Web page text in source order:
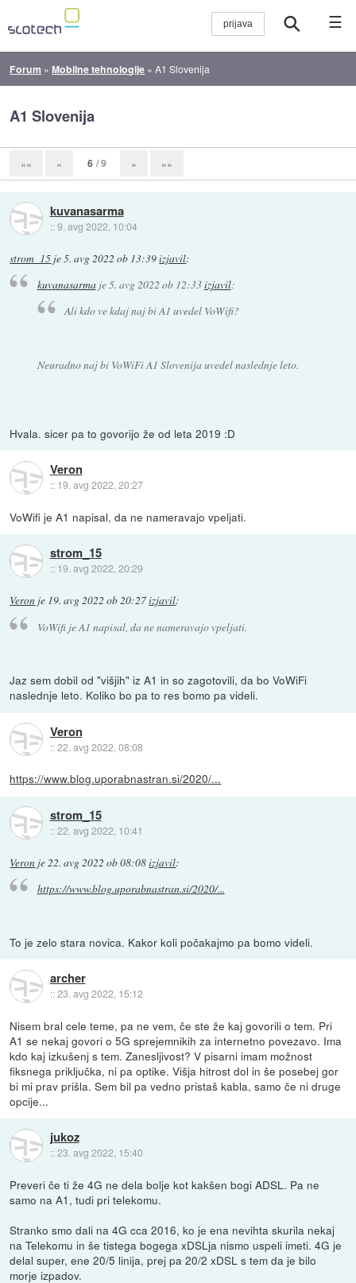
☰
Forum »Mobilne tehnologije »A1 Slovenija
A1 Slovenija
«« « 6 / 9 » »»
kuvanasarma
::9. avg 2022, 10:04
strom_15 je5. avg 2022 ob 13:39izjavil:
kuvanasarmaje5. avg 2022 ob 12:33izjavil:
Ali kdo ve kdaj naj bi A1 uvedel VoWifi?
Neuradno naj bi VoWiFi A1 Slovenija uvedel naslednje leto.
Hvala. sicer pa to govorijo že od leta 2019 :D
Veron
:: 19. avg 2022, 20:27
VoWifi je A1 napisal, da ne nameravajo vpeljati.
strom_15
:: 19. avg 2022, 20:29
Veron je 19. avg 2022 ob 20:27izjavil:
VoWifi je A1 napisal, da ne nameravajo vpeljati.
Jaz sem dobil od "višjih" iz A1 in so zagotovili, da bo VoWiFi
naslednje leto. Koliko bo pa to res bomo pa videli.
Veron
::22. avg 2022, 08:08
https://www.blog.uporabnastran.si/2020/...
strom_15
::22. avg 2022, 10:41
Veron je 22. avg 2022 ob 08:08izjavil:
https://www.blog.uporabnastran.si/2020/...
To je zelo stara novica. Kakor koli počakajmo pa bomo videli.
archer
::23. avg 2022, 15:12
Nisem bral cele teme, pa ne vem, če ste že kaj govorili o tem. Pri
A1 se nekaj govori o 5G sprejemnikih za internetno povezavo. Ima
kdo kaj izkušenj s tem. Zanesljivost? V pisarni imam možnost
fiksnega priključka, ni pa optike. Višja hitrost dol in še posebej gor
bi mi prav prišla. Sem bil pa vedno pristaš kabla, samo če ni druge
opcije...
jukoz
::23. avg 2022, 15:40
Preveri če ti že 4G ne dela bolje kot kakšen bogi ADSL. Pa ne
samo na A1, tudi pri telekomu.
Stranko smo dali na 4G cca 2016, ko je ena nevihta skurila nekaj
na Telekomu in še tistega bogega xDSLja nismo uspeli imeti. 4G je
delal super, ene 20/5 linija, prej pa 20/2 xDSL s tem da je bilo
morje izpadov.